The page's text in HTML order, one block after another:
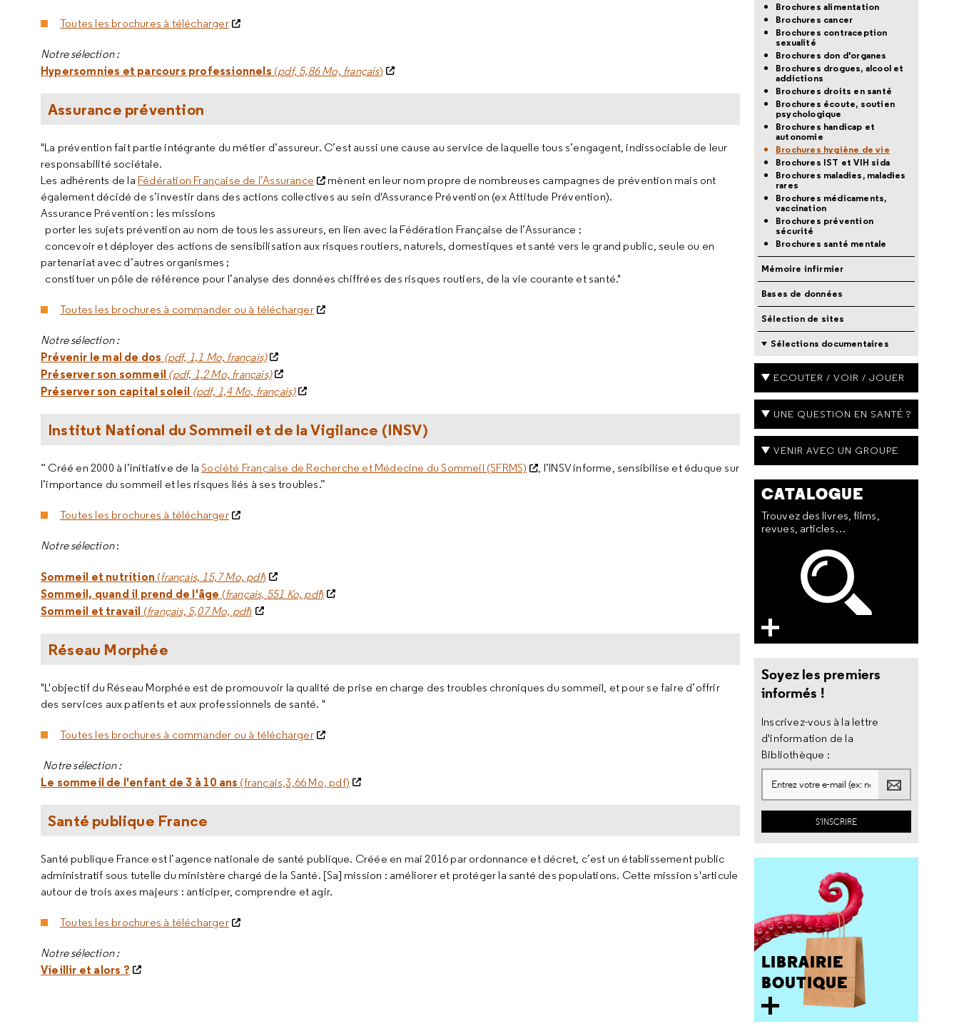
Toutes les brochures à télécharger
Notre sélection :
Hypersomnies et parcours professionnels (pdf, 5,86 Mo, français)
Assurance prévention
"La prévention fait partie intégrante du métier d’assureur. C’est aussi une cause au service de laquelle tous s’engagent, indissociable de leur
responsabilité sociétale.
Les adhérents de la Fédération Française de l’Assurance
mènent en leur nom propre de nombreuses campagnes de prévention mais ont
également décidé de s’investir dans des actions collectives au sein d'Assurance Prévention (ex Attitude Prévention).
Assurance Prévention : les missions
porter les sujets prévention au nom de tous les assureurs, en lien avec la Fédération Française de l’Assurance ;
concevoir et déployer des actions de sensibilisation aux risques routiers, naturels, domestiques et santé vers le grand public, seule ou en
partenariat avec d’autres organismes ;
constituer un pôle de référence pour l’analyse des données chiffrées des risques routiers, de la vie courante et santé."
Toutes les brochures à commander ou à télécharger
Notre sélection :
Prévenir le mal de dos (pdf, 1,1 Mo, français)
Préserver son sommeil (pdf, 1,2 Mo, français)
Préserver son capital soleil (pdf, 1,4 Mo, français)
Institut National du Sommeil et de la Vigilance (INSV)
“ Créé en 2000 à l’initiative de laSociété Française de Recherche et Médecine du Sommeil (SFRMS)
, l’INSV informe, sensibilise et éduque sur
l’importance du sommeil et les risques liés à ses troubles.”
Toutes les brochures à télécharger
Notre sélection:
Sommeil et nutrition (français, 15,7 Mo, pdf)
Sommeil, quand il prend de l'âge (français, 551 Ko, pdf)
Sommeil et travail (français, 5,07 Mo, pdf)
Réseau Morphée
"L'objectif du Réseau Morphée est de promouvoir la qualité de prise en charge des troubles chroniques du sommeil, et pour se faire d’offrir
des services aux patients et aux professionnels de santé. "
Toutes les brochures à commander ou à télécharger
Notre sélection :
Le sommeil de l'enfant de 3 à 10 ans (français,3,66 Mo, pdf)
Santé publique France
Santé publique France est l’agence nationale de santé publique. Créée en mai 2016 par ordonnance et décret, c’est un établissement public
administratif sous tutelle du ministère chargé de la Santé. [Sa] mission : améliorer et protéger la santé des populations. Cette mission s'articule
autour de trois axes majeurs : anticiper, comprendre et agir.
Toutes les brochures à télécharger
Notre sélection :
Vieillir et alors ?
Brochures alimentation
Brochures cancer
Brochures contraception
sexualité
Brochures don d'organes
Brochures drogues, alcool et
addictions
Brochures droits en santé
Brochures écoute, soutien
psychologique
Brochures handicap et
autonomie
Brochures hygiène de vie
Brochures IST et VIH sida
Brochures maladies, maladies
rares
Brochures médicaments,
vaccination
Brochures prévention
sécurité
Brochures santé mentale
Mémoire infirmier
Bases de données
Sélection de sites
Sélections documentaires
ECOUTER / VOIR / JOUER
UNE QUESTION EN SANTÉ ?
VENIR AVEC UN GROUPE
Soyez les premiers
informés !
Inscrivez-vous à la lettre
d'information de la
Bibliothèque :
CATALOGUE
Trouvez des livres, films,
revues, articles…
LIBRAIRIE
BOUTIQUE